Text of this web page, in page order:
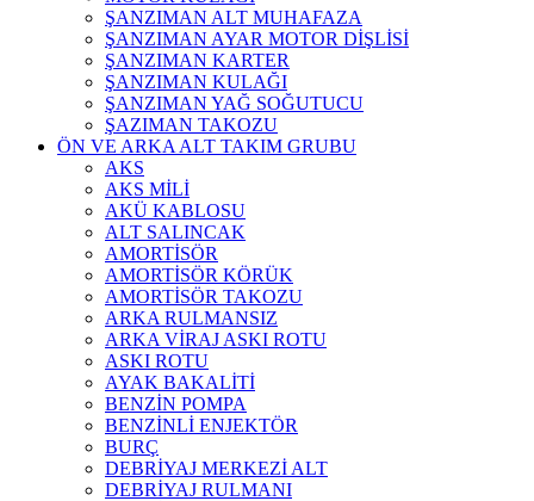
ŞANZIMAN ALT MUHAFAZA
ŞANZIMAN AYAR MOTOR DİŞLİSİ
ŞANZIMAN KARTER
ŞANZIMAN KULAĞI
ŞANZIMAN YAĞ SOĞUTUCU
ŞAZIMAN TAKOZU
ÖN VE ARKA ALT TAKIM GRUBU
AKS
AKS MİLİ
AKÜ KABLOSU
ALT SALINCAK
AMORTİSÖR
AMORTİSÖR KÖRÜK
AMORTİSÖR TAKOZU
ARKA RULMANSIZ
ARKA VİRAJ ASKI ROTU
ASKI ROTU
AYAK BAKALİTİ
BENZİN POMPA
BENZİNLİ ENJEKTÖR
BURÇ
DEBRİYAJ MERKEZİ ALT
DEBRİYAJ RULMANI